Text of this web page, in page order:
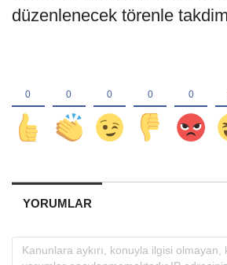
düzenlenecek törenle
YORUMLAR